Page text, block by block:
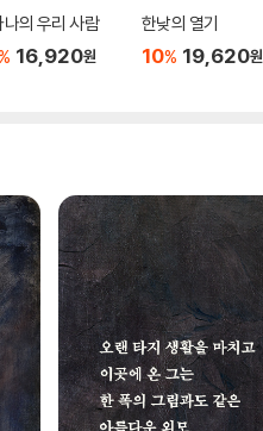
의 우리 사람
16,920원
한낮의 열기
10% 19,620원